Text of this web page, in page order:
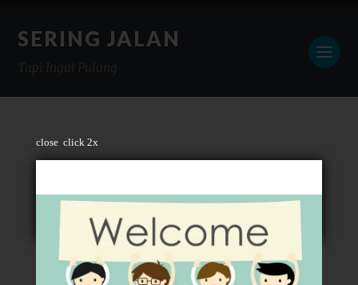
close click 2x
SERING JALAN